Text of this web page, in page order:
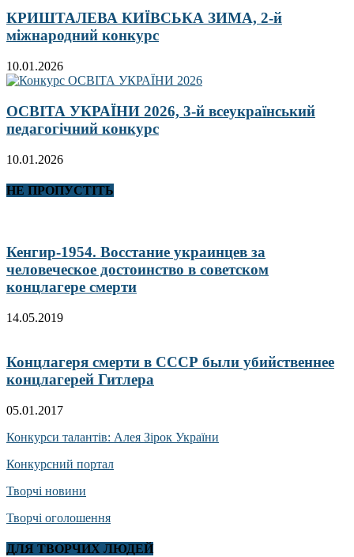
КРИШТАЛЕВА КИЇВСЬКА ЗИМА, 2-й
міжнародний конкурс
10.01.2026
ОСВІТА УКРАЇНИ 2026, 3-й всеукраїнський
педагогічний конкурс
10.01.2026
НЕ ПРОПУСТІТЬ
Кенгир-1954. Восстание украинцев за
человеческое достоинство в советском
концлагере смерти
14.05.2019
Концлагеря смерти в СССР были убийственнее
концлагерей Гитлера
05.01.2017
Конкурси талантів: Алея Зірок України
Конкурсний портал
Творчі новини
Творчі оголошення
ДЛЯ ТВОРЧИХ ЛЮДЕЙ